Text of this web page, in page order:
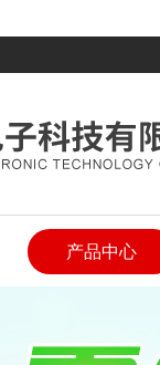
产品中心